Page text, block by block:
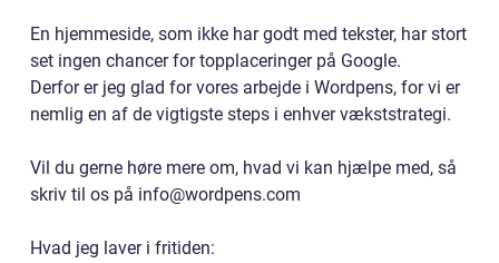
En hjemmeside, som ikke har godt med tekster, har stort
set ingen chancer for topplaceringer på Google.
Derfor er jeg glad for vores arbejde i Wordpens, for vi er
nemlig en af de vigtigste steps i enhver vækststrategi.
Vil du gerne høre mere om, hvad vi kan hjælpe med, så
skriv til os på info@wordpens.com
Hvad jeg laver i fritiden: